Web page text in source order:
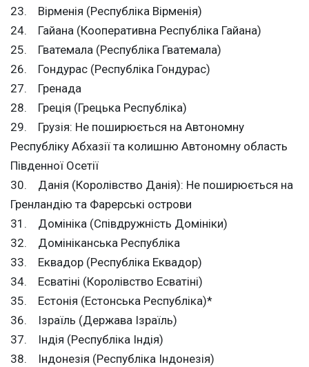
23. Вірменія (Республіка Вірменія)
24. Гайана (Кооперативна Республіка Гайана)
25. Гватемала (Республіка Гватемала)
26. Гондурас (Республіка Гондурас)
27. Гренада
28. Греція (Грецька Республіка)
29. Грузія: Не поширюється на Автономну
Республіку Абхазії та колишню Автономну область
Південної Осетії
30. Данія (Королівство Данія): Не поширюється на
Гренландію та Фарерські острови
31. Домініка (Співдружність Домініки)
32. Домініканська Республіка
33. Еквадор (Республіка Еквадор)
34. Есватіні (Королівство Есватіні)
35. Естонія (Естонська Республіка)*
36. Ізраїль (Держава Ізраїль)
37. Індія (Республіка Індія)
38. Індонезія (Республіка Індонезія)